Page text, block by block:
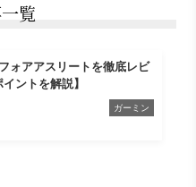
覧
ォアアスリートを徹底レビ
ントを解説】
ガーミン